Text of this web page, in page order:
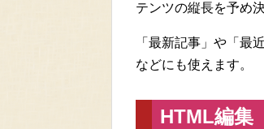
テンツの縦長を予め
「最新記事」や「最
などにも使えます。
HTML編集